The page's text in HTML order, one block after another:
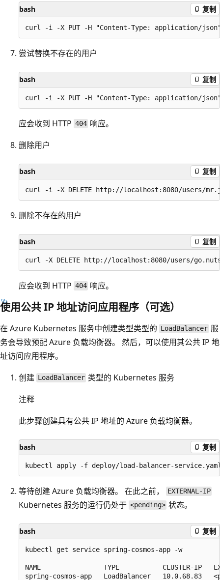
bash 复制
尝试替换不存在的用户
bash 复制
应会收到 HTTP 404 响应。
删除用户
bash 复制
删除不存在的用户
bash 复制
应会收到 HTTP 404 响应。
使用公共 IP 地址访问应用程序（可选）
在 Azure Kubernetes 服务中创建类型类型的 LoadBalancer 服
务会导致预配 Azure 负载均衡器。 然后，可以使用其公共 IP 地
址访问应用程序。
创建 LoadBalancer 类型的 Kubernetes 服务
注释
此步骤创建具有公共 IP 地址的 Azure 负载均衡器。
bash 复制
等待创建 Azure 负载均衡器。 在此之前， EXTERNAL-IP
Kubernetes 服务的运行仍处于 <pending> 状态。
bash 复制
kubectl get service spring-cosmos-app -w
NAME                TYPE           CLUSTER-IP